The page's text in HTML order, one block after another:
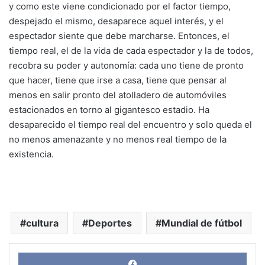
y como este viene condicionado por el factor tiempo,
despejado el mismo, desaparece aquel interés, y el
espectador siente que debe marcharse. Entonces, el
tiempo real, el de la vida de cada espectador y la de todos,
recobra su poder y autonomía: cada uno tiene de pronto
que hacer, tiene que irse a casa, tiene que pensar al
menos en salir pronto del atolladero de automóviles
estacionados en torno al gigantesco estadio. Ha
desaparecido el tiempo real del encuentro y solo queda el
no menos amenazante y no menos real tiempo de la
existencia.
cultura Deportes Mundial de fútbol